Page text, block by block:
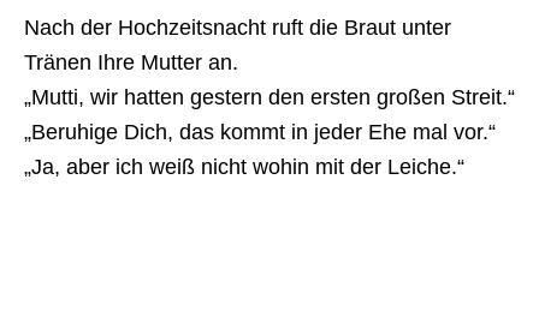
Nach der Hochzeitsnacht ruft die Braut unter
Tränen Ihre Mutter an.
„Mutti, wir hatten gestern den ersten großen Streit.“
„Beruhige Dich, das kommt in jeder Ehe mal vor.“
„Ja, aber ich weiß nicht wohin mit der Leiche.“